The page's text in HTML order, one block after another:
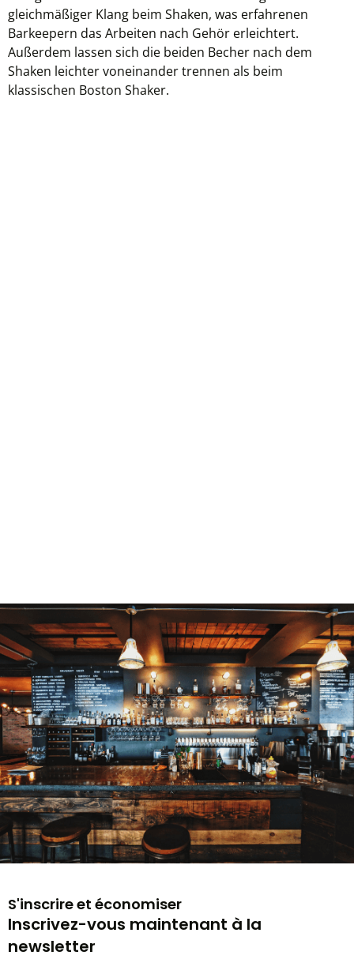
gleichmäßiger Klang beim Shaken, was erfahrenen
Barkeepern das Arbeiten nach Gehör erleichtert.
Außerdem lassen sich die beiden Becher nach dem
Shaken leichter voneinander trennen als beim
klassischen Boston Shaker.
S'inscrire et économiser
Inscrivez-vous maintenant à la
newsletter